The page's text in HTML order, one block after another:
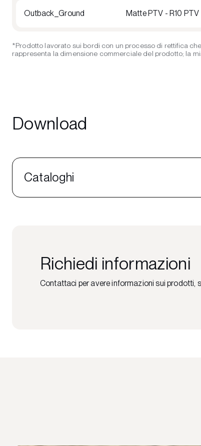
Outback_Ground Matte PTV - R10 PTV
*Prodotto lavorato sui bordi con un processo di rettifica
rappresenta la dimensione commerciale del prodotto; la
Download
Cataloghi
Richiedi informazioni
Contattaci per avere informazioni sui prodotti,